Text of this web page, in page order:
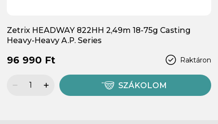
Zetrix HEADWAY 822HH 2,49m 18-75g Casting
Heavy-Heavy A.P. Series
Raktáron
96 990 Ft
SZÁKOLOM